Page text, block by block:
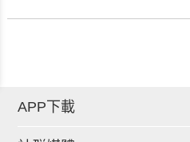
APP下載